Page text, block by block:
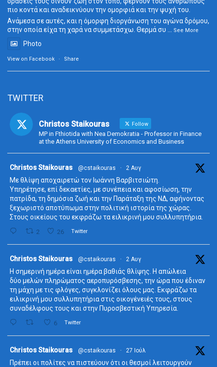
πιο κοντά και αναδεικνύουν την ομορφιά και την ψυχή του.
Ανάμεσα σε αυτές, και η όμορφη διοργάνωση του αγώνα δρόμου,
στην οποία είχα τη χαρά να συμμετάσχω. Θερμά συ
See More
Photo
View on Facebook · Share
TWITTER
Christos Staikouras Follow
MP in Fthiotida with Nea Demokratia - Professor in Finance
at the Athens University of Economics and Business
Christos Staikouras @cstaikouras · 2 Αυγ
Με θλίψη αποχαιρετώ τον Ιωάννη Βαρβιτσιώτη.
Υπηρέτησε, επί δεκαετίες, με συνέπεια και αφοσίωση, την
πατρίδα, τη δημόσια ζωή και την Παράταξη της ΝΔ, αφήνοντας
ξεχωριστό αποτύπωμα στην πολιτική ιστορία της χώρας.
Στους οικείους του εκφράζω τα ειλικρινή μου συλλυπητήρια.
2 26 Twitter
Christos Staikouras @cstaikouras · 2 Αυγ
Η σημερινή ημέρα είναι ημέρα βαθιάς θλίψης. Η απώλεια
δύο μελών πληρώματος αεροπυρόσβεσης, την ώρα που έδιναν
τη μάχη με τις φλόγες, συγκλονίζει όλους μας. Εκφράζω τα
ειλικρινή μου συλλυπητήρια στις οικογένειές τους, στους
συναδέλφους τους και στην Πυροσβεστική Υπηρεσία.
6 Twitter
Christos Staikouras @cstaikouras · 27 Ιούλ
Πρέπει οι πολίτες να πιστεύουν ότι οι θεσμοί λειτουργούν